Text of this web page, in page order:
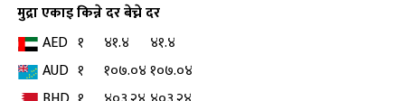
मुद्राएकाइकिन्ने दरबेच्ने दर
AED १ ४१.४
४१.४
AUD १ १०७.०४१०७.०४